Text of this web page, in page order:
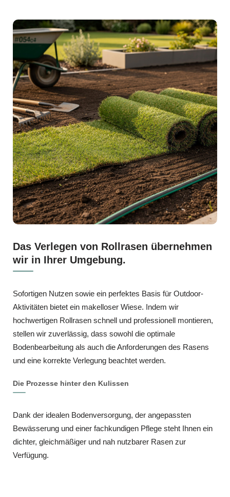
Das Verlegen von Rollrasen übernehmen
wir in Ihrer Umgebung.
Sofortigen Nutzen sowie ein perfektes Basis für Outdoor-
Aktivitäten bietet ein makelloser Wiese. Indem wir
hochwertigen Rollrasen schnell und professionell montieren,
stellen wir zuverlässig, dass sowohl die optimale
Bodenbearbeitung als auch die Anforderungen des Rasens
und eine korrekte Verlegung beachtet werden.
Die Prozesse hinter den Kulissen
Dank der idealen Bodenversorgung, der angepassten
Bewässerung und einer fachkundigen Pflege steht Ihnen ein
dichter, gleichmäßiger und nah nutzbarer Rasen zur
Verfügung.